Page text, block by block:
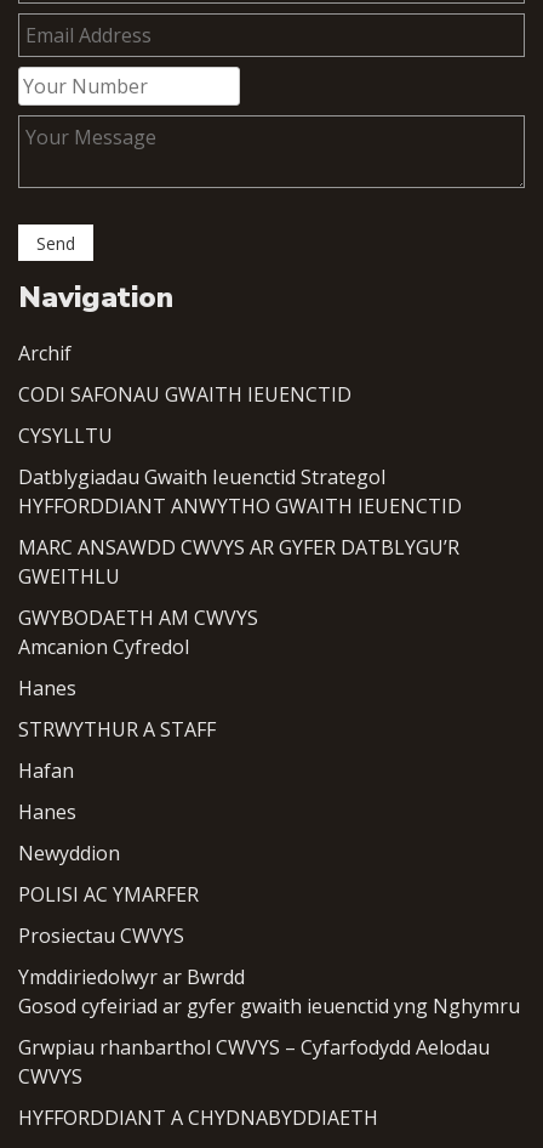
Navigation
Archif
CODI SAFONAU GWAITH IEUENCTID
CYSYLLTU
Datblygiadau Gwaith Ieuenctid Strategol
HYFFORDDIANT ANWYTHO GWAITH IEUENCTID
MARC ANSAWDD CWVYS AR GYFER DATBLYGU’R
GWEITHLU
GWYBODAETH AM CWVYS
Amcanion Cyfredol
Hanes
STRWYTHUR A STAFF
Hafan
Hanes
Newyddion
POLISI AC YMARFER
Prosiectau CWVYS
Ymddiriedolwyr ar Bwrdd
Gosod cyfeiriad ar gyfer gwaith ieuenctid yng Nghymru
Grwpiau rhanbarthol CWVYS – Cyfarfodydd Aelodau
CWVYS
HYFFORDDIANT A CHYDNABYDDIAETH